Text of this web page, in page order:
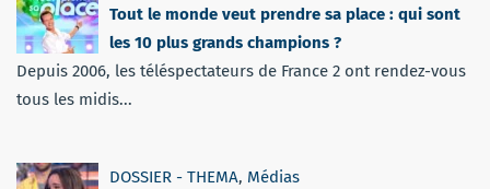
Tout le monde veut prendre sa place : qui sont
les 10 plus grands champions ?
Depuis 2006, les téléspectateurs de France 2 ont rendez-vous
tous les midis...
DOSSIER - THEMA, Médias